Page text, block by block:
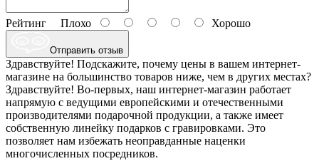
Рейтинг Плохо Хорошо
Отправить отзыв
Здравствуйте! Подскажите, почему цены в вашем интернет-
магазине на большинство товаров ниже, чем в других местах?
Здравствуйте! Во-первых, наш интернет-магазин работает
напрямую с ведущими европейскими и отечественными
производителями подарочной продукции, а также имеет
собственную линейку подарков с гравировками. Это
позволяет нам избежать неоправданные наценки
многочисленных посредников.